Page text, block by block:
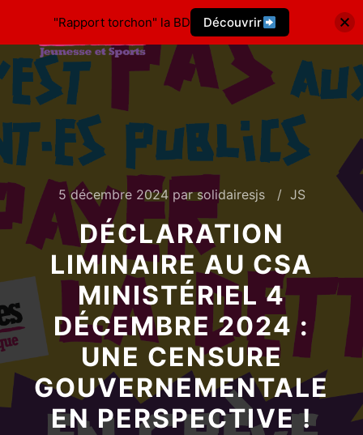
5 décembre 2024parsolidairesjs JS
DÉCLARATION
LIMINAIRE AU CSA
MINISTÉRIEL 4
DÉCEMBRE 2024 :
UNE CENSURE
GOUVERNEMENTALE
EN PERSPECTIVE !
"Rapport torchon" la BD Découvrir